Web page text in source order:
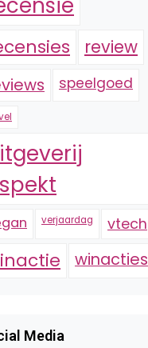
review
speelgoed
verjaardag vtech
winacties
Media